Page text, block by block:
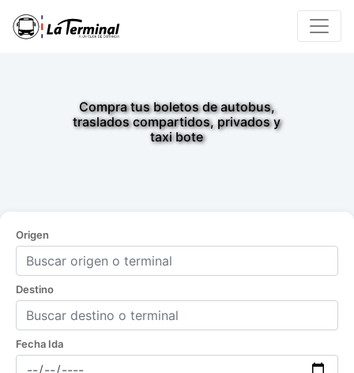
Compra tus boletos de autobus,
traslados compartidos, privados y
taxi bote
Origen
Destino
Fecha Ida